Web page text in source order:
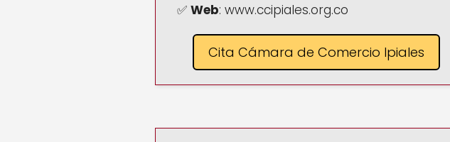
✅ Web: www.ccipiales.org.co
Cita Cámara de Comercio Ipiales